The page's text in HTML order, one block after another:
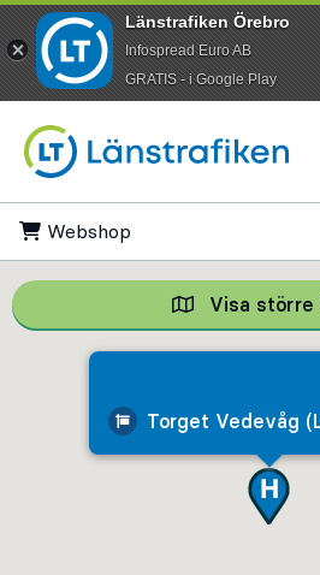
Webshop
Torget Vedevåg
Visa större
Länstrafiken Örebro
Infospread Euro AB
​GRATIS - i Google Play